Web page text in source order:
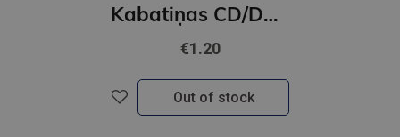
Kabatiņas CD/DVD disku ievietošanai A4 GNP
€1.20
Out of stock